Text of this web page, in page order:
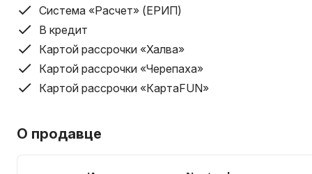
Условия доставки курьером по Беларуси (кроме
Бесплатная доставка (планшеты, ноутбуки,
остальные категории товаров, во все города – от 16
стоимость доставки необходимо индивидуально
Доставка товара по регионам производится до
заказа; в некоторых случаях срок доставки может
Система «Расчет» (ЕРИП)
В кредит
Картой рассрочки «Халва»
Картой рассрочки «Черепаха»
Картой рассрочки «КартаFUN»
О продавце